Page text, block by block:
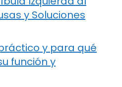
y Soluciones
y para qué
función y